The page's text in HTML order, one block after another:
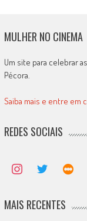
MULHER NO CINEMA
Um site para celebrar
Pécora.
Saiba mais e entre em
REDES SOCIAIS
MAIS RECENTES